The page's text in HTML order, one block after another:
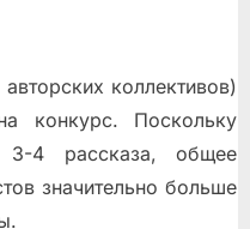
коллективов)
конкурс. Поскольку
3-4 рассказа, общее
значительно больше